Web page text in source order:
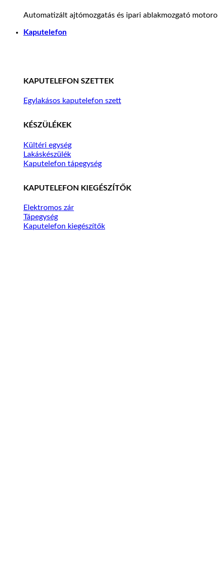
Automatizált ajtómozgatás és ipari ablakmozgató
Kaputelefon
KAPUTELEFON SZETTEK
Egylakásos kaputelefon szett
KÉSZÜLÉKEK
Kültéri egység
Lakáskészülék
Kaputelefon tápegység
KAPUTELEFON KIEGÉSZÍTŐK
Elektromos zár
Tápegység
Kaputelefon kiegészítők